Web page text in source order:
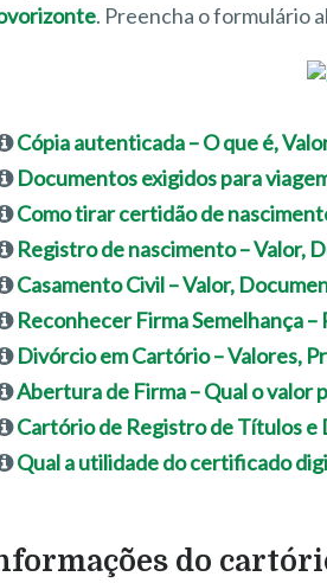
. Preencha o formulário
Cópia autenticada – O que é,
Documentos exigidos para
Como tirar certidão de
Registro de nascimento – Valor,
Casamento Civil – Valor,
Reconhecer Firma Semelhança
Divórcio em Cartório – Valores,
Abertura de Firma – Qual o valor
Cartório de Registro de Títulos e
Qual a utilidade do certificado
do